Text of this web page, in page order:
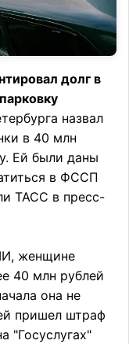
долг в
назвал
в 40 млн
Ей были даны
в ФССП
ТАСС в пресс-
женщине
40 млн рублей
она не
пришел штраф
"Госуслугах"